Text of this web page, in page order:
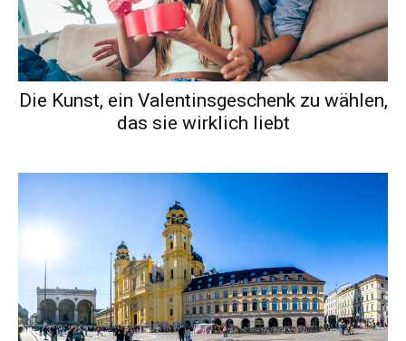
Die Kunst, ein Valentinsgeschenk zu wählen,
das sie wirklich liebt